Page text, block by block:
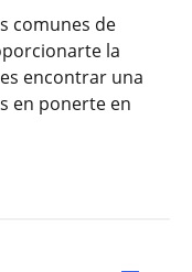
comunes de
la
encontrar una
en ponerte en